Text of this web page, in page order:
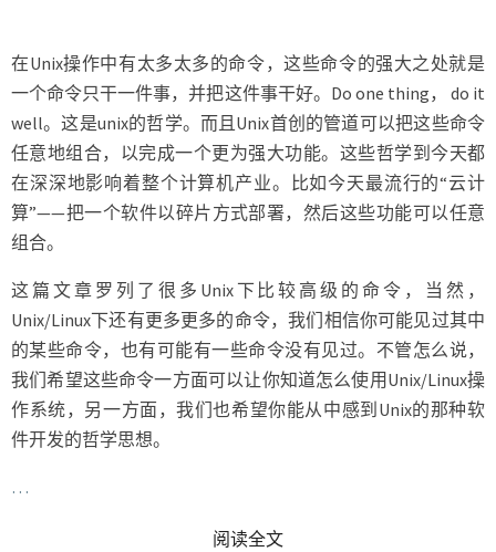
在Unix操作中有太多太多的命令，这些命令的强大之处就是
一个命令只干一件事，并把这件事干好。Do one thing， do it
well。这是unix的哲学。而且Unix首创的管道可以把这些命令
任意地组合，以完成一个更为强大功能。这些哲学到今天都
在深深地影响着整个计算机产业。比如今天最流行的“云计
算”——把一个软件以碎片方式部署，然后这些功能可以任意
组合。
这篇文章罗列了很多Unix下比较高级的命令，当然，
Unix/Linux下还有更多更多的命令，我们相信你可能见过其中
的某些命令，也有可能有一些命令没有见过。不管怎么说，
我们希望这些命令一方面可以让你知道怎么使用Unix/Linux操
作系统，另一方面，我们也希望你能从中感到Unix的那种软
件开发的哲学思想。
…
阅读全文READ MORE